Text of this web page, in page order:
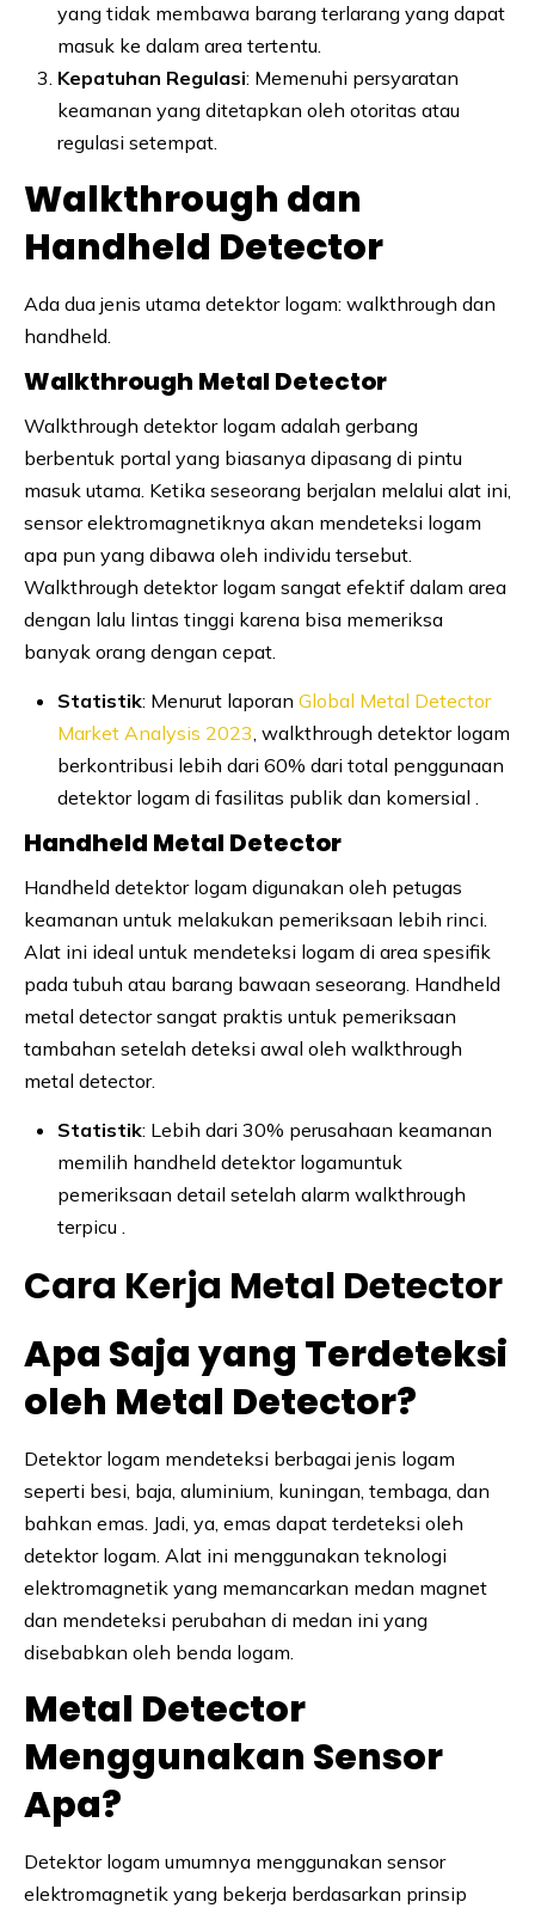
yang tidak membawa barang terlarang yang dapat
masuk ke dalam area tertentu.
Kepatuhan Regulasi: Memenuhi persyaratan
keamanan yang ditetapkan oleh otoritas atau
regulasi setempat.
Walkthrough dan
Handheld Detector
Ada dua jenis utama detektor logam: walkthrough dan
handheld.
Walkthrough Metal Detector
Walkthrough detektor logam adalah gerbang
berbentuk portal yang biasanya dipasang di pintu
masuk utama. Ketika seseorang berjalan melalui alat ini,
sensor elektromagnetiknya akan mendeteksi logam
apa pun yang dibawa oleh individu tersebut.
Walkthrough detektor logam sangat efektif dalam area
dengan lalu lintas tinggi karena bisa memeriksa
banyak orang dengan cepat.
Statistik: Menurut laporan Global Metal Detector
Market Analysis 2023, walkthrough detektor logam
berkontribusi lebih dari 60% dari total penggunaan
detektor logam di fasilitas publik dan komersial .
Handheld Metal Detector
Handheld detektor logam digunakan oleh petugas
keamanan untuk melakukan pemeriksaan lebih rinci.
Alat ini ideal untuk mendeteksi logam di area spesifik
pada tubuh atau barang bawaan seseorang. Handheld
metal detector sangat praktis untuk pemeriksaan
tambahan setelah deteksi awal oleh walkthrough
metal detector.
Statistik: Lebih dari 30% perusahaan keamanan
memilih handheld detektor logamuntuk
pemeriksaan detail setelah alarm walkthrough
terpicu .
Cara Kerja Metal Detector
Apa Saja yang Terdeteksi
oleh Metal Detector?
Detektor logam mendeteksi berbagai jenis logam
seperti besi, baja, aluminium, kuningan, tembaga, dan
bahkan emas. Jadi, ya, emas dapat terdeteksi oleh
detektor logam. Alat ini menggunakan teknologi
elektromagnetik yang memancarkan medan magnet
dan mendeteksi perubahan di medan ini yang
disebabkan oleh benda logam.
Metal Detector
Menggunakan Sensor
Apa?
Detektor logam umumnya menggunakan sensor
elektromagnetik yang bekerja berdasarkan prinsip